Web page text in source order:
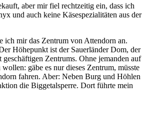
aber mir fiel rechtzeitig ein, dass ich
und auch keine Käsespezialitäten aus der
ich mir das Zentrum von Attendorn an.
Höhepunkt ist der Sauerländer Dom, der
Zentrums. Ohne jemanden auf
gäbe es nur dieses Zentrum, müsste
fahren. Aber: Neben Burg und Höhlen
die Biggetalsperre. Dort führte mein